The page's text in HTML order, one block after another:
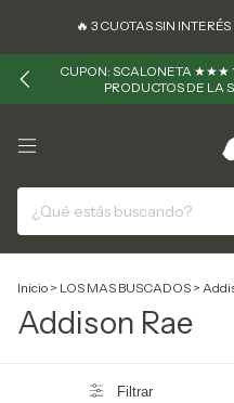
🔥 ㅤㅤ3 CUOTAS SIN
CUPON: SCALONETA ★★★
PRODUCTOS DE LA
Inicio > LOS MAS BUSCADOS >
Addison Rae
Filtrar